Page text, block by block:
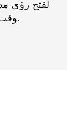
وقت التشغيل، ودفع الأداء الصناعي المستدام.